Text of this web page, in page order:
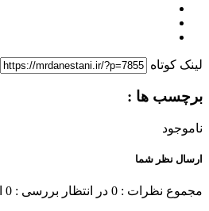
لینک کوتاه
برچسب ها :
ناموجود
ارسال نظر شما
مجموع نظرات : 0 در انتظار بررسی : 0